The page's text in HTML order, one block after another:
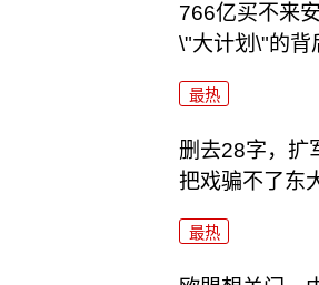
766亿买不来
\"大计划\"的背
最热
删去28字，扩
把戏骗不了东
最热